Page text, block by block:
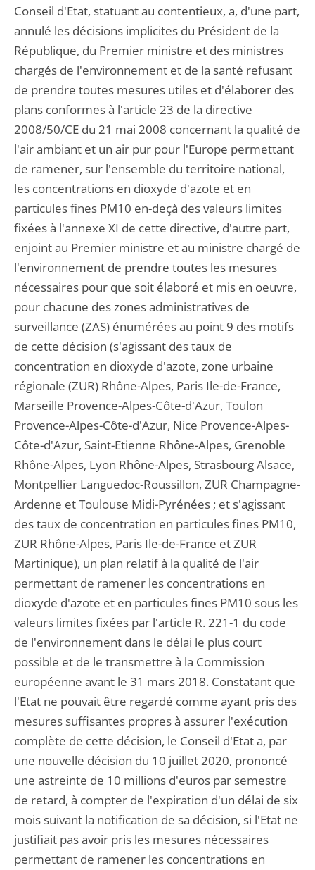
Conseil d'Etat, statuant au contentieux, a, d'une part,
annulé les décisions implicites du Président de la
République, du Premier ministre et des ministres
chargés de l'environnement et de la santé refusant
de prendre toutes mesures utiles et d'élaborer des
plans conformes à l'article 23 de la directive
2008/50/CE du 21 mai 2008 concernant la qualité de
l'air ambiant et un air pur pour l'Europe permettant
de ramener, sur l'ensemble du territoire national,
les concentrations en dioxyde d'azote et en
particules fines PM10 en-deçà des valeurs limites
fixées à l'annexe XI de cette directive, d'autre part,
enjoint au Premier ministre et au ministre chargé de
l'environnement de prendre toutes les mesures
nécessaires pour que soit élaboré et mis en oeuvre,
pour chacune des zones administratives de
surveillance (ZAS) énumérées au point 9 des motifs
de cette décision (s'agissant des taux de
concentration en dioxyde d'azote, zone urbaine
régionale (ZUR) Rhône-Alpes, Paris Ile-de-France,
Marseille Provence-Alpes-Côte-d'Azur, Toulon
Provence-Alpes-Côte-d'Azur, Nice Provence-Alpes-
Côte-d'Azur, Saint-Etienne Rhône-Alpes, Grenoble
Rhône-Alpes, Lyon Rhône-Alpes, Strasbourg Alsace,
Montpellier Languedoc-Roussillon, ZUR Champagne-
Ardenne et Toulouse Midi-Pyrénées ; et s'agissant
des taux de concentration en particules fines PM10,
ZUR Rhône-Alpes, Paris Ile-de-France et ZUR
Martinique), un plan relatif à la qualité de l'air
permettant de ramener les concentrations en
dioxyde d'azote et en particules fines PM10 sous les
valeurs limites fixées par l'article R. 221-1 du code
de l'environnement dans le délai le plus court
possible et de le transmettre à la Commission
européenne avant le 31 mars 2018. Constatant que
l'Etat ne pouvait être regardé comme ayant pris des
mesures suffisantes propres à assurer l'exécution
complète de cette décision, le Conseil d'Etat a, par
une nouvelle décision du 10 juillet 2020, prononcé
une astreinte de 10 millions d'euros par semestre
de retard, à compter de l'expiration d'un délai de six
mois suivant la notification de sa décision, si l'Etat ne
justifiait pas avoir pris les mesures nécessaires
permettant de ramener les concentrations en